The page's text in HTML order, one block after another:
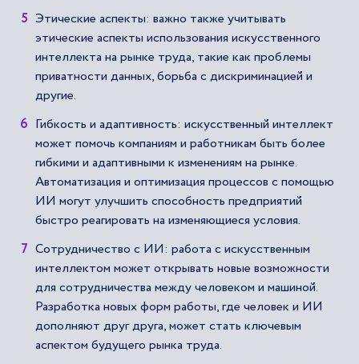
Этические аспекты: важно также учитывать
этические аспекты использования искусственного
интеллекта на рынке труда, такие как проблемы
приватности данных, борьба с дискриминацией и
другие.
Гибкость и адаптивность: искусственный интеллект
может помочь компаниям и работникам быть более
гибкими и адаптивными к изменениям на рынке.
Автоматизация и оптимизация процессов с помощью
ИИ могут улучшить способность предприятий
быстро реагировать на изменяющиеся условия.
Сотрудничество с ИИ: работа с искусственным
интеллектом может открывать новые возможности
для сотрудничества между человеком и машиной.
Разработка новых форм работы, где человек и ИИ
дополняют друг друга, может стать ключевым
аспектом будущего рынка труда.